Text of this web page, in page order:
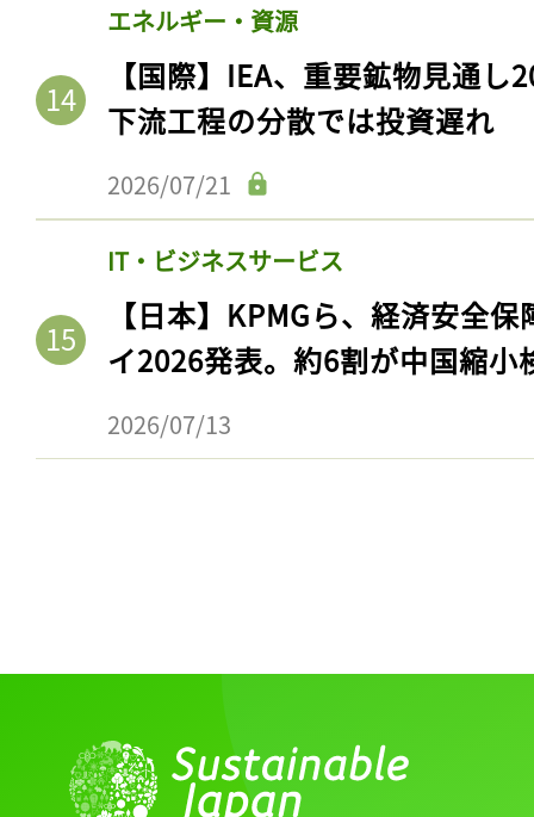
エネルギー・資源
【国際】IEA、重要鉱物見通
下流工程の分散では投資遅れ
2026/07/21
IT・ビジネスサービス
【日本】KPMGら、経済安全
イ2026発表。約6割が中国縮小
2026/07/13
記事をお気に入りに
ログインが必
ログイン